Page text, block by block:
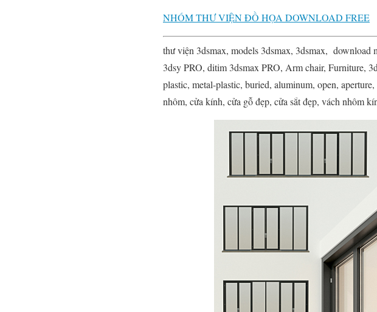
NHÓM THƯ VIỆN ĐỒ HỌA DOWNLOAD FREE
thư viện 3dsmax, models 3dsmax, 3dsmax,
3dsy PRO, ditim 3dsmax PRO, Arm chair, Furniture,
plastic, metal-plastic, buried, aluminum, open,
nhôm, cửa kính, cửa gỗ đẹp, cửa sắt đẹp, vách nhôm